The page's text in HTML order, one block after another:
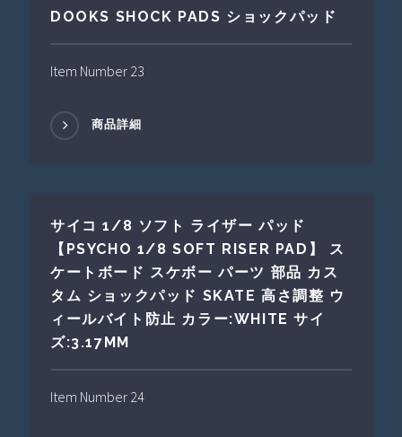
DOOKS SHOCK PADS ショックパッド
Item Number 23
商品詳細
サイコ 1/8 ソフト ライザー パッド
【PSYCHO 1/8 SOFT RISER PAD】 ス
ケートボード スケボー パーツ 部品 カス
タム ショックパッド SKATE 高さ調整 ウ
ィールバイト防止 カラー:WHITE サイ
ズ:3.17MM
Item Number 24